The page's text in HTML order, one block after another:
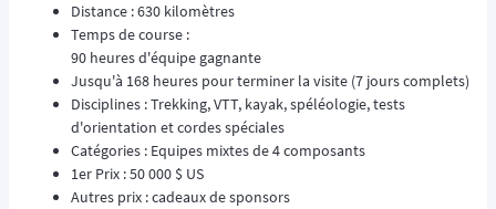
Distance : 630 kilomètres
Temps de course :
90 heures d'équipe gagnante
Jusqu'à 168 heures pour terminer la visite (7 jours complets)
Disciplines : Trekking, VTT, kayak, spéléologie, tests
d'orientation et cordes spéciales
Catégories : Equipes mixtes de 4 composants
1er Prix : 50 000 $ US
Autres prix : cadeaux de sponsors